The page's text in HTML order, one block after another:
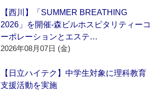
【西川】「SUMMER BREATHING
2026」を開催‐森ビルホスピタリティーコ
ーポレーションとエステ…
2026年08月07日 (金)
【日立ハイテク】中学生対象に理科教育
支援活動を実施